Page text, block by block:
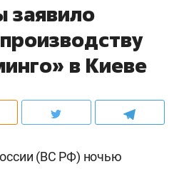
в Киеве
(ВС РФ) ночью